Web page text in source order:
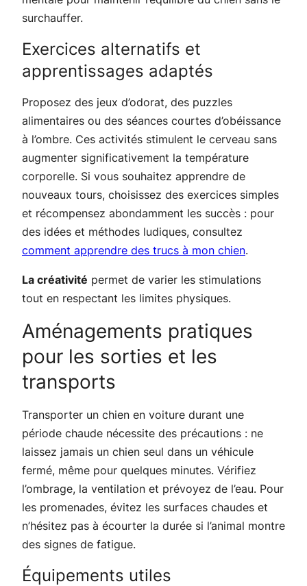
surchauffer.
Exercices alternatifs et
apprentissages adaptés
Proposez des jeux d’odorat, des puzzles
alimentaires ou des séances courtes d’obéissance
à l’ombre. Ces activités stimulent le cerveau sans
augmenter significativement la température
corporelle. Si vous souhaitez apprendre de
nouveaux tours, choisissez des exercices simples
et récompensez abondamment les succès : pour
des idées et méthodes ludiques, consultez
comment apprendre des trucs à mon chien.
La créativité permet de varier les stimulations
tout en respectant les limites physiques.
Aménagements pratiques
pour les sorties et les
transports
Transporter un chien en voiture durant une
période chaude nécessite des précautions : ne
laissez jamais un chien seul dans un véhicule
fermé, même pour quelques minutes. Vérifiez
l’ombrage, la ventilation et prévoyez de l’eau. Pour
les promenades, évitez les surfaces chaudes et
n’hésitez pas à écourter la durée si l’animal montre
des signes de fatigue.
Équipements utiles